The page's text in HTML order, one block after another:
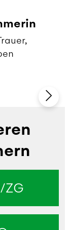
ZG